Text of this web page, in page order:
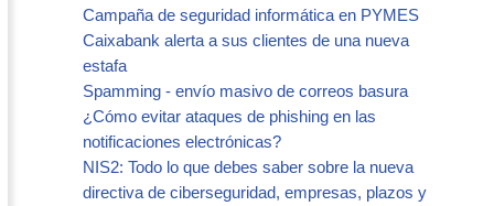
Campaña de seguridad informática en PYMES
Caixabank alerta a sus clientes de una nueva
estafa
Spamming - envío masivo de correos basura
¿Cómo evitar ataques de phishing en las
notificaciones electrónicas?
NIS2: Todo lo que debes saber sobre la nueva
directiva de ciberseguridad, empresas, plazos y